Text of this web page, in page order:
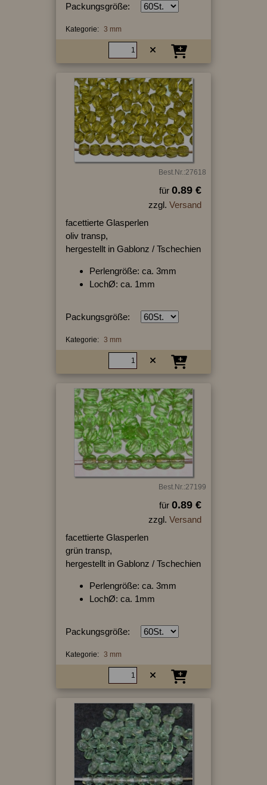
Packungsgröße:
Kategorie: 3 mm
Best.Nr.:27618
für 0.89 €
zzgl. Versand
facettierte Glasperlen
oliv transp,
hergestellt in Gablonz / Tschechien
Perlengröße: ca. 3mm
LochØ: ca. 1mm
Packungsgröße:
Kategorie: 3 mm
Best.Nr.:27199
für 0.89 €
zzgl. Versand
facettierte Glasperlen
grün transp,
hergestellt in Gablonz / Tschechien
Perlengröße: ca. 3mm
LochØ: ca. 1mm
Packungsgröße:
Kategorie: 3 mm